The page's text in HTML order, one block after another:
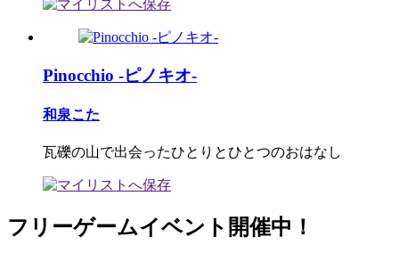
Pinocchio -ピノキオ-
和泉こた
瓦礫の山で出会ったひとりとひとつのおはなし
フリーゲームイベント開催中！